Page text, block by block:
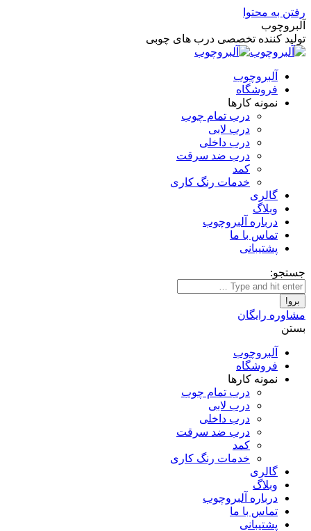
رفتن به محتوا
آلبروچوب
تولید کننده تخصصی درب های چوبی
آلبروچوب
فروشگاه
نمونه کارها
درب تمام چوب
درب لابی
درب داخلی
درب ضد سرقت
کمد
خدمات رنگ کاری
گالری
وبلاگ
درباره آلبروچوب
تماس با ما
پشتیبانی
جستجو:
مشاوره رایگان
بستن
آلبروچوب
فروشگاه
نمونه کارها
درب تمام چوب
درب لابی
درب داخلی
درب ضد سرقت
کمد
خدمات رنگ کاری
گالری
وبلاگ
درباره آلبروچوب
تماس با ما
پشتیبانی